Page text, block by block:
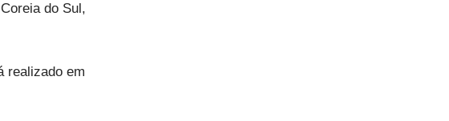
do Sul,
realizado em